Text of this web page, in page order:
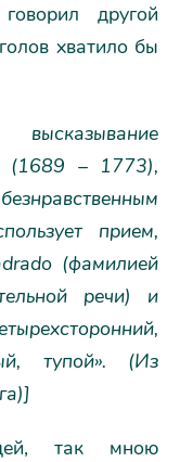
другой
хватило бы
(1689 – 1773),
прием,
(фамилией
речи) и
тупой». (Из
так мною